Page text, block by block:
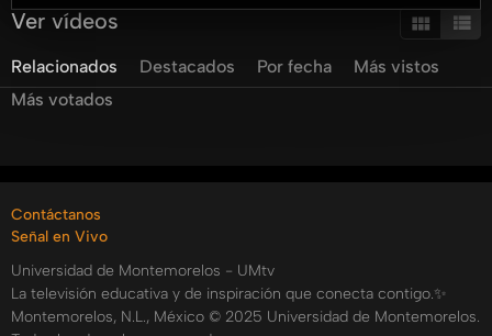
efectiva. La conversación destaca la importancia de evitar
personal y el trabajo pueden abrir puertas a múltiples
oportunidades. Además, ofrecemos consejos sobre cómo
positivamente nuestra relación con los demás y con Dios.
ayudar a los adolescentes a disfrutar y aprovechar al
máximo su juventud.
Ver vídeos
Relacionados Destacados Por fecha
Más vistos
Más votados
Contáctanos
Señal en Vivo
Universidad de Montemorelos - UMtv
La televisión educativa y de inspiración que conecta contigo.✨
Montemorelos, N.L., México © 2025 Universidad de Montemorelos.